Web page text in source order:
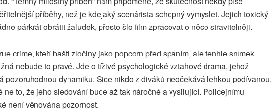
příběhy, než je kdejaký scenárista schopný vymyslet. Jejich toxický
párkrát obrátit žaludek, přesto šlo film zpracovat o něco stravitelněji.
crime, kteří baští zločiny jako popcorn před spaním, ale tenhle snímek
nebude to pravé. Jde o tíživé psychologické vztahové drama, jehož
pozoruhodnou dynamiku. Sice nikdo z diváků neočekává lehkou podívanou,
ne to, že jeho sledování bude až tak náročné a vysilující. Policejnímu
není věnována pozornost.